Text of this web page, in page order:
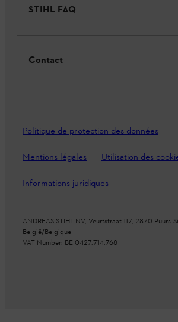
STIHL FAQ
Contact
Politique de protection des données
Mentions légales Utilisation des
Informations juridiques
ANDREAS STIHL NV, Veurtstraat 117, 2870 Puurs-
België/Belgique
VAT Number: BE 0427.714.768